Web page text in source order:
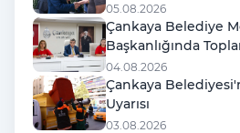
05.08.2026
Çankaya Belediye
Başkanlığında
04.08.2026
Çankaya
Uyarısı
03.08.2026